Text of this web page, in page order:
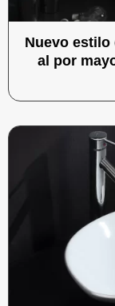
Nuevo estilo
al por